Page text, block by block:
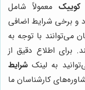
کوییک معمولاً شامل
و برخی شرایط اضافی
می‌توانند با توجه به
برای اطلاع دقیق از
به لینک شرایط
کارشناسان ما